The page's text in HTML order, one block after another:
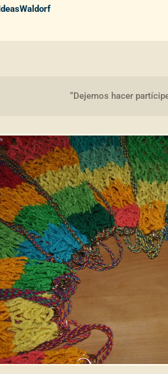
“Dejemos hacer